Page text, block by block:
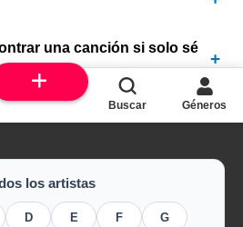
una canción si solo sé
los artistas
D E F G
Buscar Géneros